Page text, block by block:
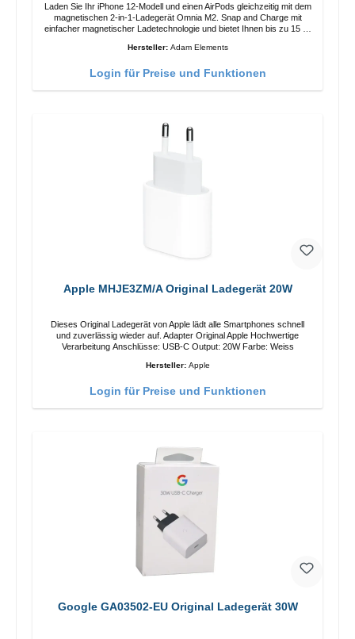
Laden Sie Ihr iPhone 12-Modell und einen AirPods gleichzeitig mit dem
magnetischen 2-in-1-Ladegerät Omnia M2. Snap and Charge mit
einfacher magnetischer Ladetechnologie und bietet Ihnen bis zu 15 W
ermöglicht das Design mit einstellbarem Ladewinkel eine einfache
Funktionen Kabellose Ladeleistung von bis zu 15 W für schnelles
Lade-LED-Anzeige
Hersteller: Adam Elements
Login für Preise und Funktionen
Apple MHJE3ZM/A Original Ladegerät 20W
Dieses Original Ladegerät von Apple lädt alle Smartphones schnell
und zuverlässig wieder auf. Adapter Original Apple Hochwertige
Verarbeitung Anschlüsse: USB-C Output: 20W Farbe: Weiss
Hersteller: Apple
Login für Preise und Funktionen
Google GA03502-EU Original Ladegerät 30W